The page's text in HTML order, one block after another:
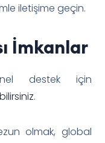
iletişime geçin.
İmkanlar
destek için
.
olmak, global